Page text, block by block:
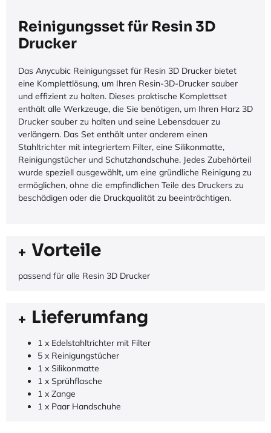
Reinigungsset für Resin 3D
Drucker
Das Anycubic Reinigungsset für Resin 3D Drucker bietet
eine Komplettlösung, um Ihren Resin-3D-Drucker sauber
und effizient zu halten. Dieses praktische Komplettset
enthält alle Werkzeuge, die Sie benötigen, um Ihren Harz 3D
Drucker sauber zu halten und seine Lebensdauer zu
verlängern. Das Set enthält unter anderem einen
Stahltrichter mit integriertem Filter, eine Silikonmatte,
Reinigungstücher und Schutzhandschuhe. Jedes Zubehörteil
wurde speziell ausgewählt, um eine gründliche Reinigung zu
ermöglichen, ohne die empfindlichen Teile des Druckers zu
beschädigen oder die Druckqualität zu beeinträchtigen.
Vorteile
passend für alle Resin 3D Drucker
Lieferumfang
1 x Edelstahltrichter mit Filter
5 x Reinigungstücher
1 x Silikonmatte
1 x Sprühflasche
1 x Zange
1 x Paar Handschuhe